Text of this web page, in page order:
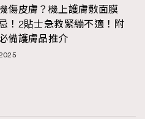
消息及其他宣傳資訊，本人同意
人資料於任何推廣用途。
傷皮膚？機上護膚敷面膜
！2貼士急救緊繃不適！附
備護膚品推介